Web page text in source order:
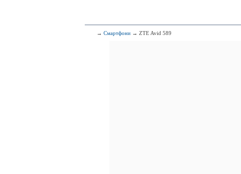
→ Смартфони → ZTE Avid 589